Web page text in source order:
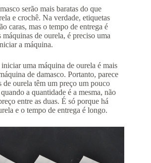
serão mais baratas do que
e crochê. Na verdade, etiquetas
caras, mas o tempo de entrega é
de ourela, é preciso uma
a máquina.
uma máquina de ourela é mais
de damasco. Portanto, parece
de ourela têm um preço um pouco
a quantidade é a mesma, não
entre as duas. É só porque há
e o tempo de entrega é longo.